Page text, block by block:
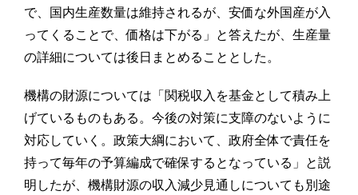
で、国内生産数量は維持されるが、安価な外国産が入
ってくることで、価格は下がる」と答えたが、生産量
の詳細については後日まとめることとした。
機構の財源については「関税収入を基金として積み上
げているものもある。今後の対策に支障のないように
対応していく。政策大綱において、政府全体で責任を
持って毎年の予算編成で確保するとなっている」と説
明したが、機構財源の収入減少見通しについても別途